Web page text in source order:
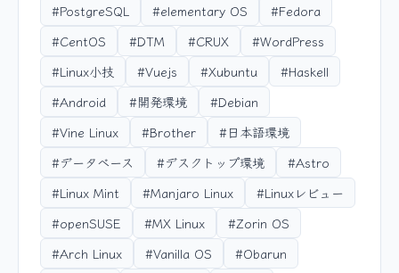
#PostgreSQL
#elementary OS
#Fedora
#CentOS
#DTM #CRUX
#WordPress
#Linux小技
#Vuejs #Xubuntu
#Haskell
#Android
#開発環境
#Debian
#Vine Linux
#Brother
#日本語環境
#データベース
#デスクトップ環境
#Astro
#Linux Mint
#Manjaro Linux
#Linuxレビュー
#openSUSE
#MX Linux
#Zorin OS
#Arch Linux
#Vanilla OS #Obarun